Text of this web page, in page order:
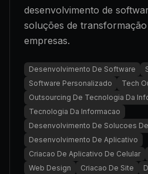
desenvolvimento de
soluções de
empresas.
Desenvolvimento De Software
Software Personalizado
Tech
Outsourcing De Tecnologia Da
Tecnologia Da Informacao
Desenvolvimento De Solucoes
Desenvolvimento De Aplicativo
Criacao De Aplicativo De Celular
Web Design
Criacao De Site